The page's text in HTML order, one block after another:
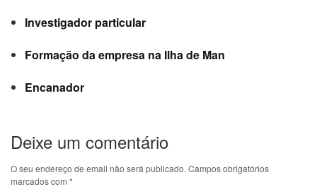
Investigador particular
Formação da empresa na Ilha de Man
Encanador
Deixe um comentário
O seu endereço de email não será publicado. Campos obrigatórios
marcados com *